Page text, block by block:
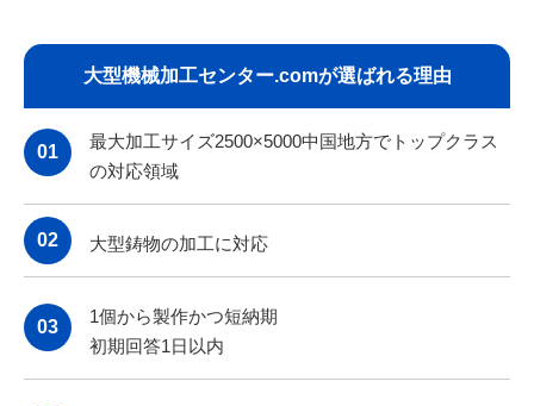
大型機械加工センター.comが選ばれる理由
01
最大加工サイズ2500×5000中国地方でトップクラス
の対応領域
02 大型鋳物の加工に対応
03
1個から製作かつ短納期
初期回答1日以内